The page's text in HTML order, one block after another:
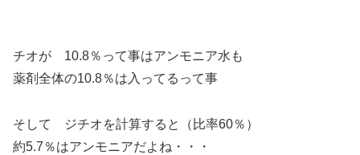
チオが 10.8％って事はアンモニア水も
薬剤全体の10.8％は入ってるって事
そして ジチオを計算すると（比率60％）
約5.7％はアンモニアだよね・・・